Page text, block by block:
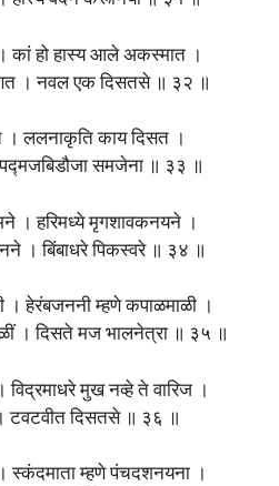
। कां हो हास्य आले अकस्मात ।
। नवल एक दिसतसे ॥ ३२ ॥
। ललनाकृति काय दिसत ।
समजेना ॥ ३३ ॥
। हरिमध्ये मृगशावकनयने ।
। बिंबाधरे पिकस्वरे ॥ ३४ ॥
। हेरंबजननी म्हणे कपाळमाळी ।
। दिसते मज भालनेत्रा ॥ ३५ ॥
विद्रमाधरे मुख नव्हे ते वारिज ।
टवटवीत दिसतसे ॥ ३६ ॥
स्कंदमाता म्हणे पंचदशनयना ।